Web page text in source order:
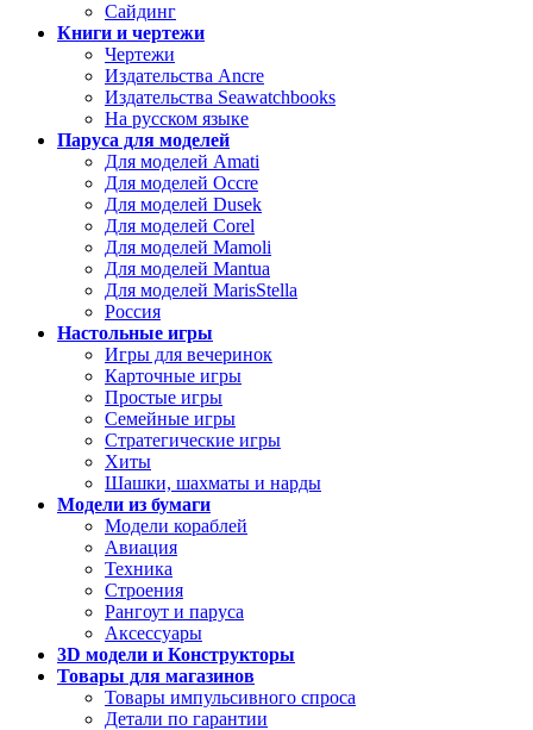
Сайдинг
Книги и чертежи
Чертежи
Издательства Ancre
Издательства Seawatchbooks
На русском языке
Паруса для моделей
Для моделей Amati
Для моделей Occre
Для моделей Dusek
Для моделей Corel
Для моделей Mamoli
Для моделей Mantua
Для моделей MarisStella
Россия
Настольные игры
Игры для вечеринок
Карточные игры
Простые игры
Семейные игры
Стратегические игры
Хиты
Шашки, шахматы и нарды
Модели из бумаги
Модели кораблей
Авиация
Техника
Строения
Рангоут и паруса
Аксессуары
3D модели и Конструкторы
Товары для магазинов
Товары импульсивного спроса
Детали по гарантии